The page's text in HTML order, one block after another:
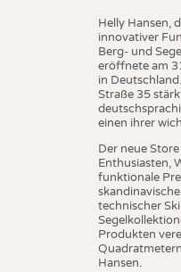
Helly Hansen,
innovativer
Berg- und
eröffnete am
in
Straße 35
einen ihrer
Der neue
Enthusiasten,
funktionale
technischer
Produkten
Hansen.